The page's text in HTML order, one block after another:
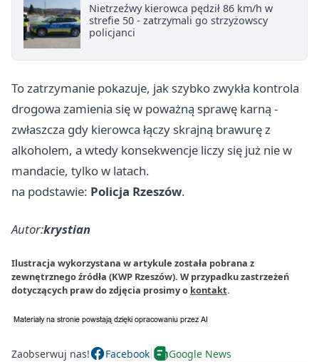
Nietrzeźwy kierowca pędził 86 km/h w
strefie 50 - zatrzymali go strzyżowscy
policjanci
To zatrzymanie pokazuje, jak szybko zwykła kontrola
drogowa zamienia się w poważną sprawę karną -
zwłaszcza gdy kierowca łączy skrajną brawurę z
alkoholem, a wtedy konsekwencje liczy się już nie w
mandacie, tylko w latach.
na podstawie: Policja Rzeszów.
Autor:krystian
Ilustracja wykorzystana w artykule została pobrana z
zewnętrznego źródła (KWP Rzeszów). W przypadku zastrzeżeń
dotyczących praw do zdjęcia prosimy o kontakt.
Zaobserwuj nas! Facebook Google News